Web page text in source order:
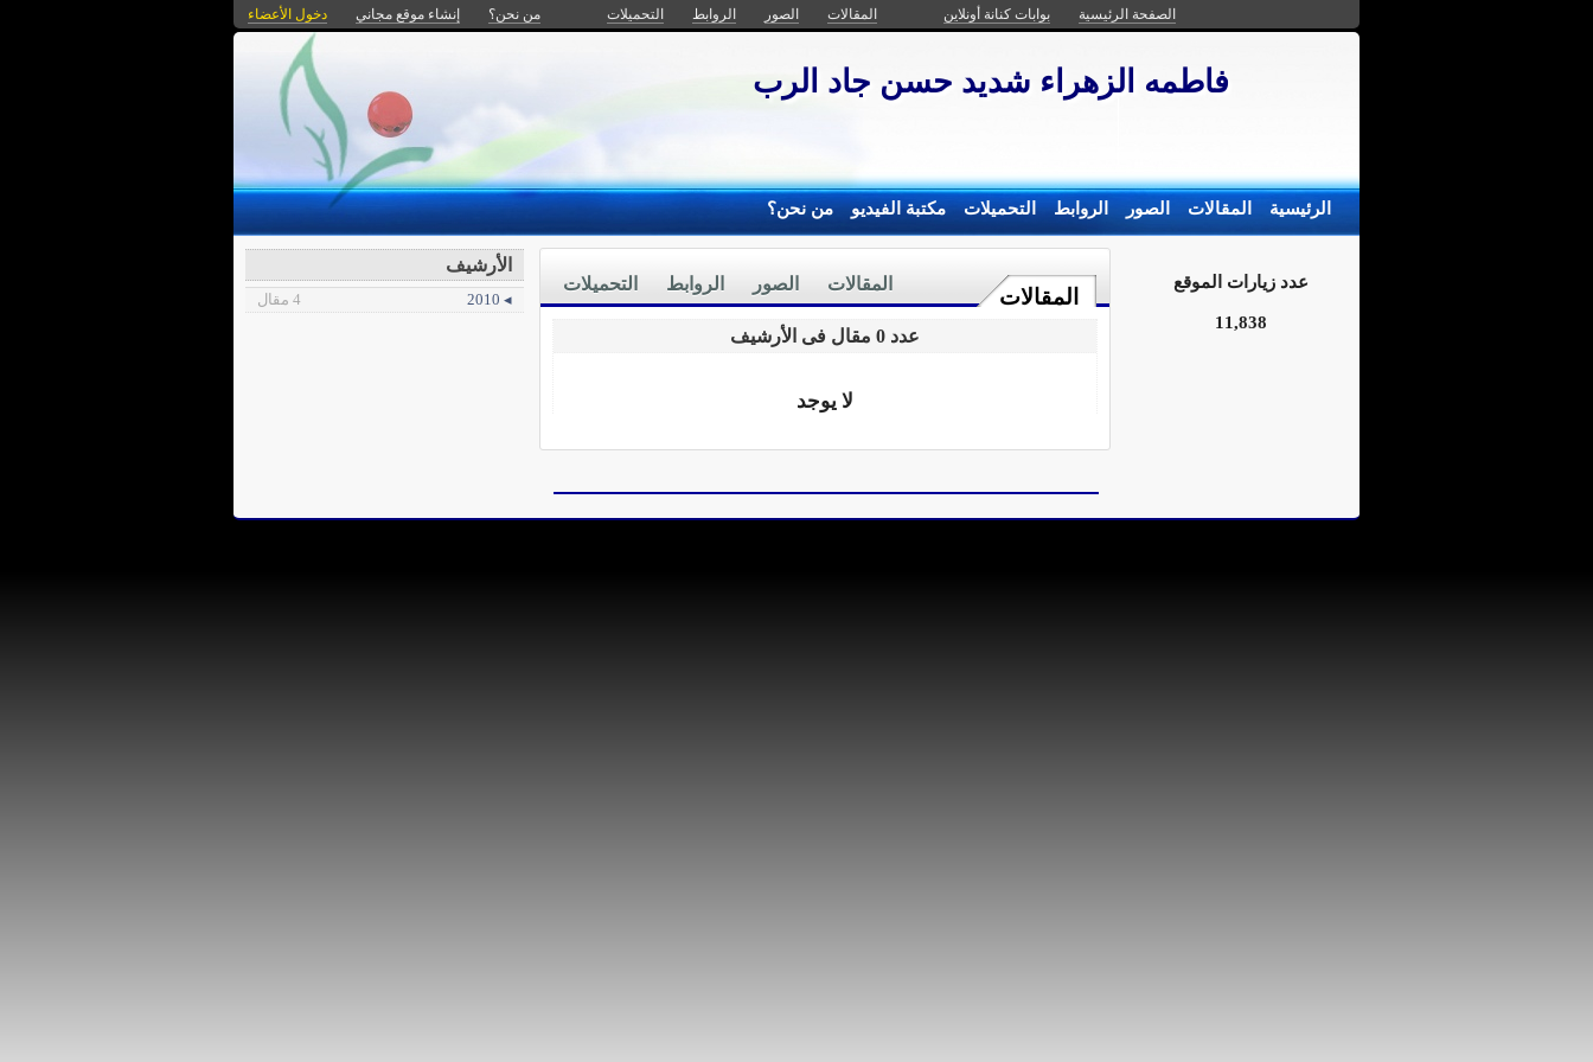
الصفحة الرئيسية بوابات كنانة أونلاين المقالات الصور الروابط التحميلات من نحن؟ إنشاء موقع مجاني دخول الأعضاء
فاطمه الزهراء شديد حسن جاد الرب
الرئيسية المقالات الصور الروابط التحميلات مكتبة الفيديو من نحن؟
المقالات
التحميلات الروابط الصور المقالات
عدد 0 مقال فى الأرشيف
لا يوجد
عدد زيارات الموقع
11,838
الأرشيف
◂ 2010 4 مقال